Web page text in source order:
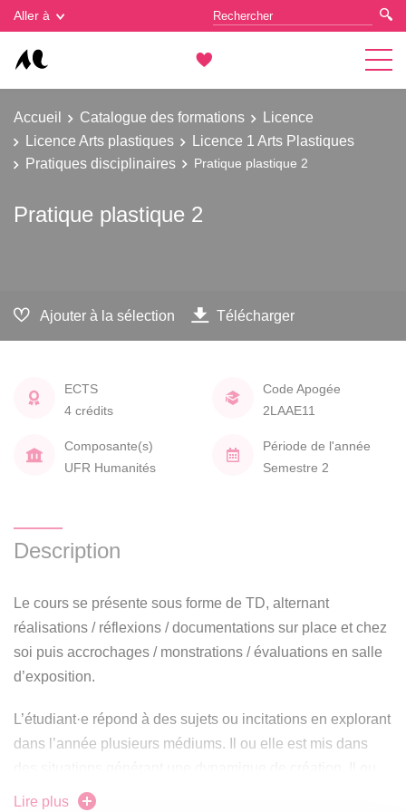
Aller à
Accueil Catalogue des formations
Licence
Licence Arts plastiques
Licence 1 Arts Plastiques
Pratiques disciplinaires
Pratique plastique 2
Pratique plastique 2
Ajouter à la sélection Télécharger
ECTS
4 crédits
Code Apogée
2LAAE11
Composante(s)
UFR Humanités
Période de l'année
Semestre 2
Description
Le cours se présente sous forme de TD, alternant
réalisations / réflexions / documentations sur place et chez
soi puis accrochages / monstrations / évaluations en salle
d’exposition.
L’étudiant·e répond à des sujets ou incitations en explorant
dans l’année plusieurs médiums. Il ou elle est mis dans
elle apprend que l’intention, la production plastique,
Lire plus
Gestion des cookies